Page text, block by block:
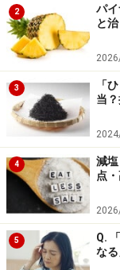
これら4つの材料
あると思います
じん切りなどを
上がりです。
このドレッシン
ドレッシングに
思います。
「野菜中心
2
パ
と
3
「
当
4
減
点
5
Q.
な